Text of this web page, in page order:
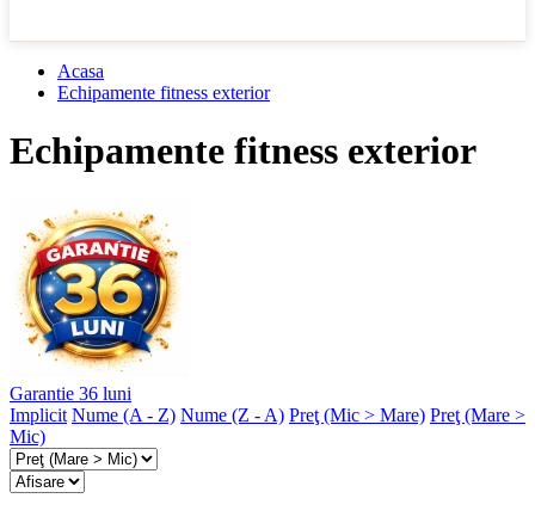
Acasa
Echipamente fitness exterior
Echipamente fitness exterior
Garantie 36 luni
Implicit Nume (A - Z) Nume (Z - A) Preţ (Mic > Mare) Preţ (Mare >
Mic)